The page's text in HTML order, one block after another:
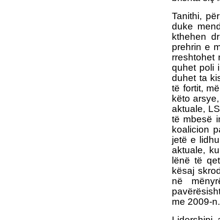
Tanithi,
duke
kthehen
prehrin e
rreshtohet
quhet poli
duhet ta
të fortit,
këto
aktuale,
të mbesë
koalicion
jetë e
aktuale,
lënë të
kësaj
në
me 2009-n.